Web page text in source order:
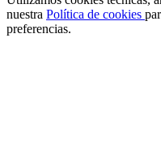
nuestra Política de cookies
preferencias.